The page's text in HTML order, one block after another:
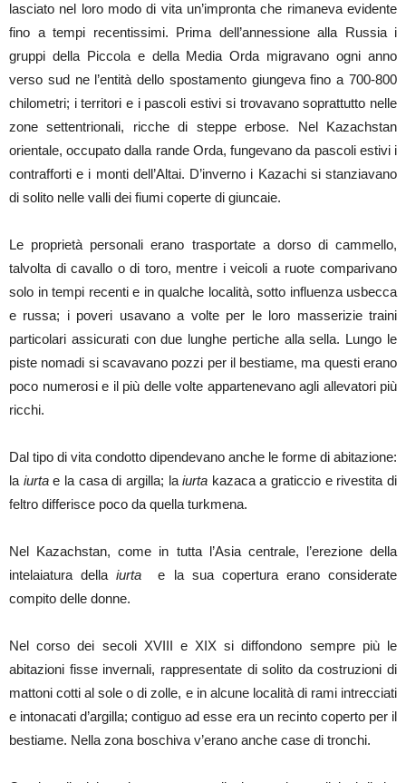
lasciato nel loro modo di vita un’impronta che rimaneva evidente
fino a tempi recentissimi. Prima dell’annessione alla Russia i
gruppi della Piccola e della Media Orda migravano ogni anno
verso sud ne l’entità dello spostamento giungeva fino a 700-800
chilometri; i territori e i pascoli estivi si trovavano soprattutto nelle
zone settentrionali, ricche di steppe erbose. Nel Kazachstan
orientale, occupato dalla rande Orda, fungevano da pascoli estivi i
contrafforti e i monti dell’Altai. D’inverno i Kazachi si stanziavano
di solito nelle valli dei fiumi coperte di giuncaie.
Le proprietà personali erano trasportate a dorso di cammello,
talvolta di cavallo o di toro, mentre i veicoli a ruote comparivano
solo in tempi recenti e in qualche località, sotto influenza usbecca
e russa; i poveri usavano a volte per le loro masserizie traini
particolari assicurati con due lunghe pertiche alla sella. Lungo le
piste nomadi si scavavano pozzi per il bestiame, ma questi erano
poco numerosi e il più delle volte appartenevano agli allevatori più
ricchi.
Dal tipo di vita condotto dipendevano anche le forme di abitazione:
la iurtae la casa di argilla; laiurta kazaca a graticcio e rivestita di
feltro differisce poco da quella turkmena.
Nel Kazachstan, come in tutta l’Asia centrale, l’erezione della
intelaiatura dellaiurta e la sua copertura erano considerate
compito delle donne.
Nel corso dei secoli XVIII e XIX si diffondono sempre più le
abitazioni fisse invernali, rappresentate di solito da costruzioni di
mattoni cotti al sole o di zolle, e in alcune località di rami intrecciati
e intonacati d’argilla; contiguo ad esse era un recinto coperto per il
bestiame. Nella zona boschiva v’erano anche case di tronchi.